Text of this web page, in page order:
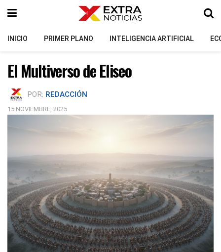
INICIO PRIMER PLANO INTELIGENCIA ARTIFICIAL
El Multiverso de Eliseo
POR: REDACCIÓN
15 NOVIEMBRE, 2025